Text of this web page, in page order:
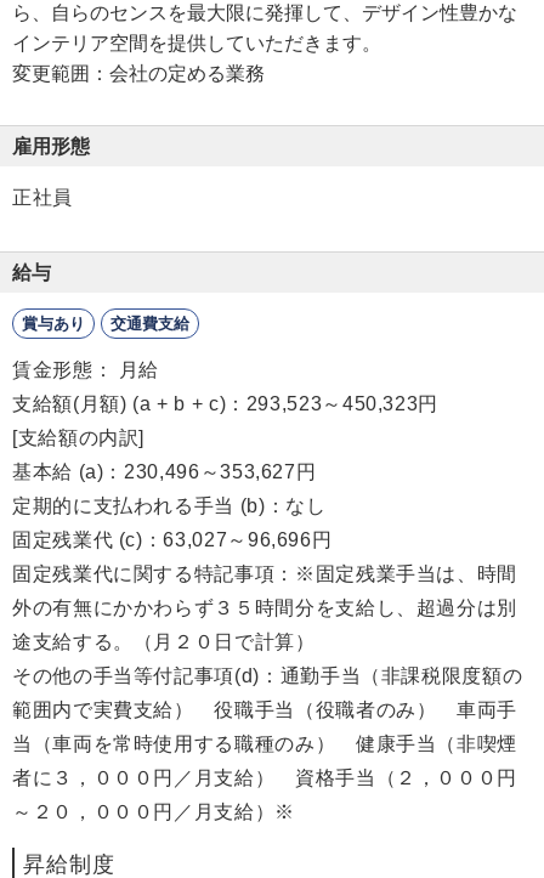
ら、自らのセンスを最大限に発揮して、デザイン性豊かな
インテリア空間を提供していただきます。
変更範囲：会社の定める業務
雇用形態
正社員
給与
賞与あり 交通費支給
賃金形態： 月給
支給額(月額) (a + b + c)：293,523～450,323円
[支給額の内訳]
基本給 (a)：230,496～353,627円
定期的に支払われる手当 (b)：なし
固定残業代 (c)：63,027～96,696円
固定残業代に関する特記事項：※固定残業手当は、時間
外の有無にかかわらず３５時間分を支給し、超過分は別
途支給する。（月２０日で計算）
その他の手当等付記事項(d)：通勤手当（非課税限度額の
範囲内で実費支給） 役職手当（役職者のみ） 車両手
当（車両を常時使用する職種のみ） 健康手当（非喫煙
者に３，０００円／月支給） 資格手当（２，０００円
～２０，０００円／月支給）※
昇給制度